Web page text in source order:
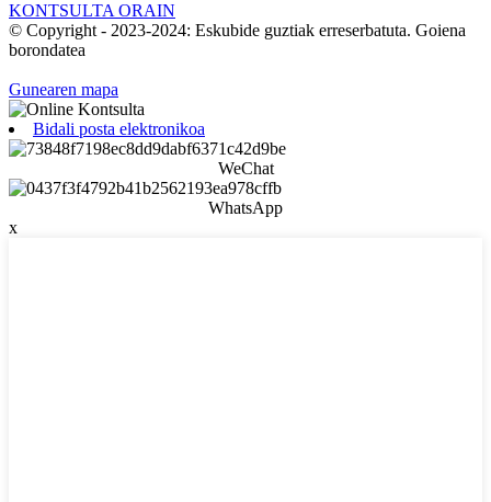
KONTSULTA ORAIN
© Copyright - 2023-2024: Eskubide guztiak erreserbatuta. Goiena
borondatea
Gunearen mapa
Bidali posta elektronikoa
WeChat
WhatsApp
x